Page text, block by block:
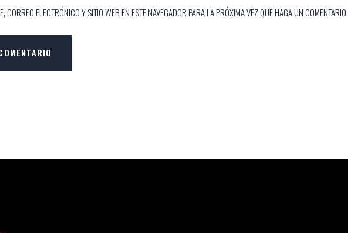
CORREO ELECTRÓNICO Y SITIO WEB EN ESTE NAVEGADOR PARA LA PRÓXIMA VEZ QUE HAGA UN COMENTARIO.